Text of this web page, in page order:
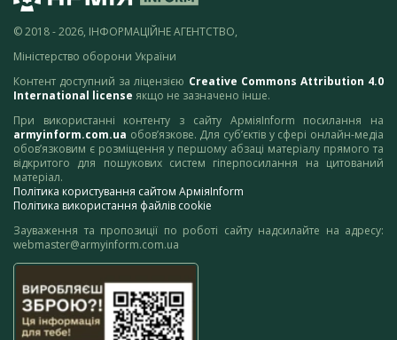
© 2018 - 2026, ІНФОРМАЦІЙНЕ АГЕНТСТВО,
Міністерство оборони України
Контент доступний за ліцензією Creative Commons Attribution 4.0
International license якщо не зазначено інше.
При використанні контенту з сайту АрміяInform посилання на
armyinform.com.ua обов’язкове. Для суб’єктів у сфері онлайн-медіа
обов’язковим є розміщення у першому абзаці матеріалу прямого та
відкритого для пошукових систем гіперпосилання на цитований
матеріал.
Політика користування сайтом АрміяInform
Політика використання файлів cookie
Зауваження та пропозиції по роботі сайту надсилайте на адресу:
webmaster@armyinform.com.ua